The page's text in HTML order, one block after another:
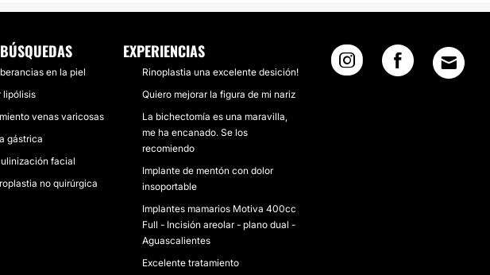
en la piel
lipólisis
venas varicosas
gástrica
facial
no quirúrgica
EXPERIENCIAS
Rinoplastia una excelente desición!
Quiero mejorar la figura de mi nariz
La bichectomía es una maravilla,
me ha encanado. Se los
recomiendo
Implante de mentón con dolor
insoportable
Implantes mamarios Motiva 400cc
Full - Incisión areolar - plano dual -
Aguascalientes
Excelente tratamiento